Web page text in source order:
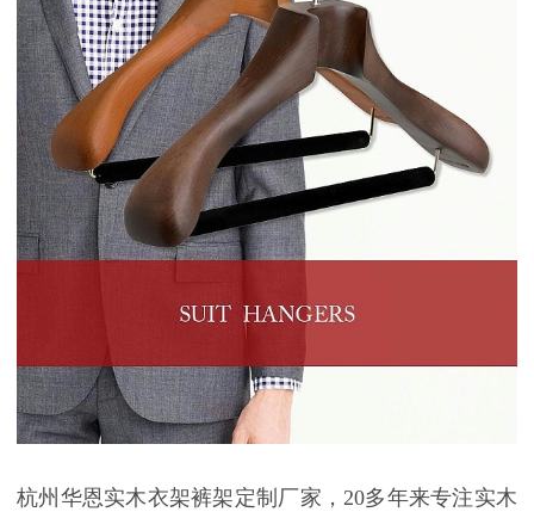
杭州华恩实木衣架裤架定制厂家，20多年来专注实木